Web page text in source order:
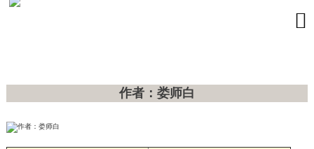

作者：娄师白